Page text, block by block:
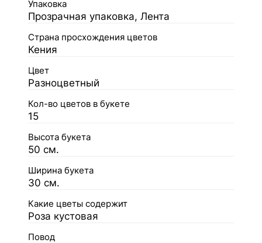
Упаковка
Прозрачная упаковка, Лента
Страна просхождения цветов
Кения
Цвет
Разноцветный
Кол-во цветов в букете
15
Высота букета
50 см.
Ширина букета
30 см.
Какие цветы содержит
Роза кустовая
Повод